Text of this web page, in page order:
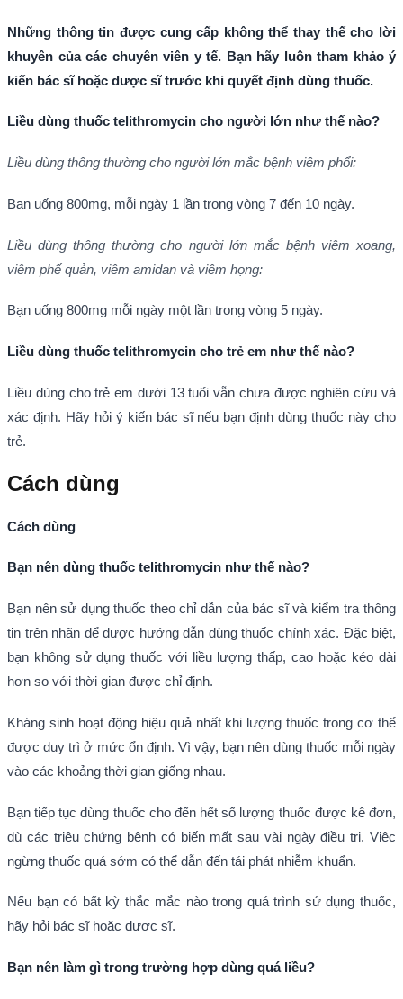
Những thông tin được cung cấp không thể thay thế cho lời
khuyên của các chuyên viên y tế. Bạn hãy luôn tham khảo ý
kiến bác sĩ hoặc dược sĩ trước khi quyết định dùng thuốc.
Liều dùng thuốc telithromycin cho người lớn như thế nào?
Liều dùng thông thường cho người lớn mắc bệnh viêm phổi:
Bạn uống 800mg, mỗi ngày 1 lần trong vòng 7 đến 10 ngày.
Liều dùng thông thường cho người lớn mắc bệnh viêm xoang,
viêm phế quản, viêm amidan và viêm họng:
Bạn uống 800mg mỗi ngày một lần trong vòng 5 ngày.
Liều dùng thuốc telithromycin cho trẻ em như thế nào?
Liều dùng cho trẻ em dưới 13 tuổi vẫn chưa được nghiên cứu và
xác định. Hãy hỏi ý kiến bác sĩ nếu bạn định dùng thuốc này cho
trẻ.
Cách dùng
Cách dùng
Bạn nên dùng thuốc telithromycin như thế nào?
Bạn nên sử dụng thuốc theo chỉ dẫn của bác sĩ và kiểm tra thông
tin trên nhãn để được hướng dẫn dùng thuốc chính xác. Đặc biệt,
bạn không sử dụng thuốc với liều lượng thấp, cao hoặc kéo dài
hơn so với thời gian được chỉ định.
Kháng sinh hoạt động hiệu quả nhất khi lượng thuốc trong cơ thể
được duy trì ở mức ổn định. Vì vậy, bạn nên dùng thuốc mỗi ngày
vào các khoảng thời gian giống nhau.
Bạn tiếp tục dùng thuốc cho đến hết số lượng thuốc được kê đơn,
dù các triệu chứng bệnh có biến mất sau vài ngày điều trị. Việc
ngừng thuốc quá sớm có thể dẫn đến tái phát nhiễm khuẩn.
Nếu bạn có bất kỳ thắc mắc nào trong quá trình sử dụng thuốc,
hãy hỏi bác sĩ hoặc dược sĩ.
Bạn nên làm gì trong trường hợp dùng quá liều?